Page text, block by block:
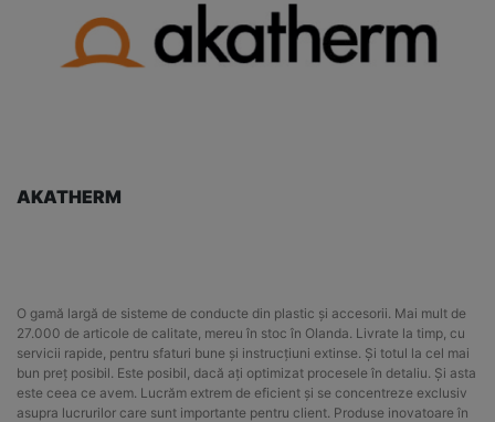
AKATHERM
O gamă largă de sisteme de conducte din plastic și accesorii. Mai mult de
27.000 de articole de calitate, mereu în stoc în Olanda. Livrate la timp, cu
servicii rapide, pentru sfaturi bune și instrucțiuni extinse. Și totul la cel mai
bun preț posibil. Este posibil, dacă ați optimizat procesele în detaliu. Și asta
este ceea ce avem. Lucrăm extrem de eficient și se concentreze exclusiv
asupra lucrurilor care sunt importante pentru client. Produse inovatoare în